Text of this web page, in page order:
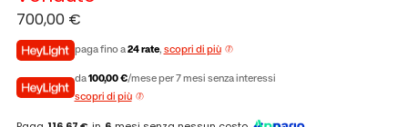
700,00 €
paga fino a24 rate, scopri di più
da100,00 €/mese per 7 mesi senza interessi
scopri di più